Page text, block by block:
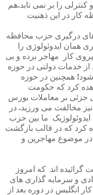
و کنترلی را بر نمی تابد.هم
کار در این ذهنیت
درگیری حزب محافظه
همان ایدوئولوژی را
کار مهاجر برده و بی
از خدمات دولتی در حوزه
شود! همچنین در حوزه
کرد که حکومت
جزئی بر معاملات بورس
نیز مخالفت می ورزید. در
ایدوئولوژیک ما بین حزب
کرد که در قالب بازگشت
در موضوع مهاجرین و
گرائیده اند که امروز
و سرمایه گذاری های
کار انگلیس در دوره بعد از